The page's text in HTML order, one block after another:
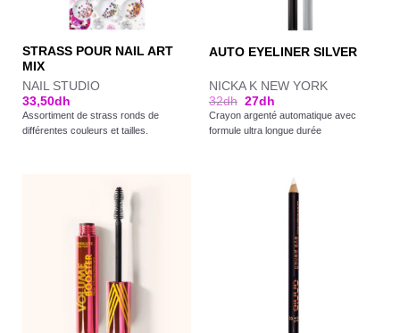
STRASS POUR NAIL ART
MIX
NAIL STUDIO
33,50dh
Assortiment de strass ronds de
différentes couleurs et tailles.
AUTO EYELINER SILVER
NICKA K NEW YORK
32dh 27dh
Crayon argenté automatique avec
formule ultra longue durée